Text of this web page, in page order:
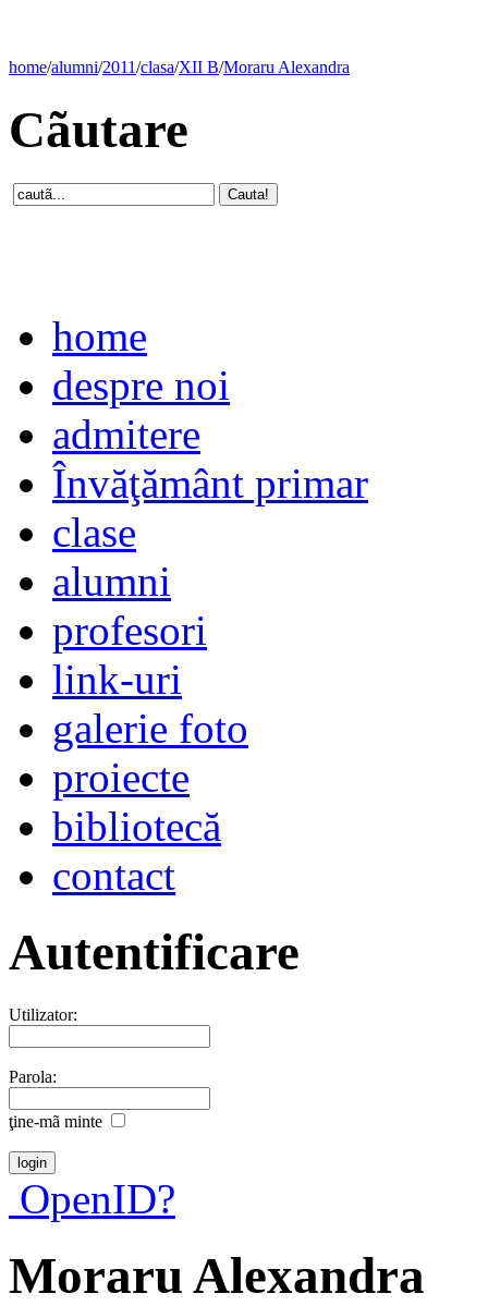
home/alumni/2011/clasa/XII B/Moraru Alexandra
Cãutare
home
despre noi
admitere
Învăţământ primar
clase
alumni
profesori
link-uri
galerie foto
proiecte
bibliotecă
contact
Autentificare
Utilizator:
Parola:
ţine-mã minte
OpenID?
Moraru Alexandra